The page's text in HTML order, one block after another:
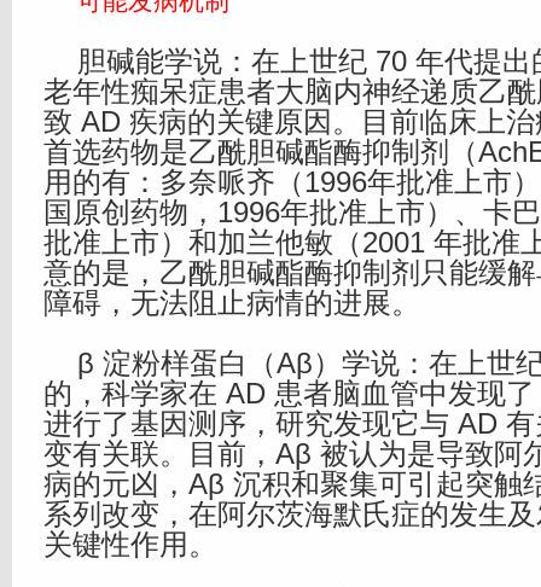
胆碱能学说：在上世纪 70 年代提出
老年性痴呆症患者大脑内神经递质乙
致 AD 疾病的关键原因。目前临床上
首选药物是乙酰胆碱酯酶抑制剂（
用的有：多奈哌齐（1996年批准上市
国原创药物，1996年批准上市）、卡
批准上市）和加兰他敏（2001 年批准
意的是，乙酰胆碱酯酶抑制剂只能缓
障碍，无法阻止病情的进展。
β 淀粉样蛋白（Aβ）学说：在上世
的，科学家在 AD 患者脑血管中发现
进行了基因测序，研究发现它与 AD
变有关联。目前，Aβ 被认为是导致阿
病的元凶，Aβ 沉积和聚集可引起突触
系列改变，在阿尔茨海默氏症的发生
关键性作用。